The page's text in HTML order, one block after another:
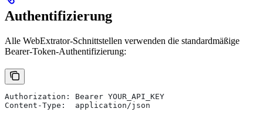
Authentifizierung
Alle WebExtrator-Schnittstellen verwenden die standardmäßige
Bearer-Token-Authentifizierung:
Authorization: Bearer YOUR_API_KEY
Content-Type:  application/json